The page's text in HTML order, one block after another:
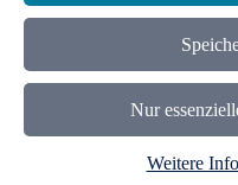
Nur
Weitere